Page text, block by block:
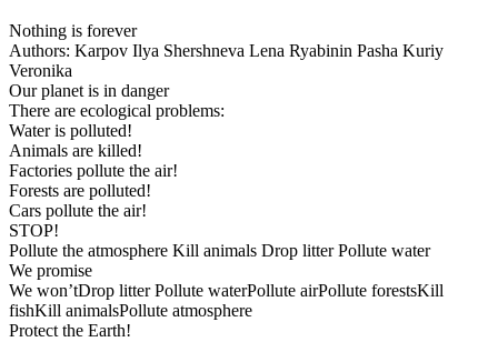
Nothing is forever
Authors: Karpov Ilya Shershneva Lena Ryabinin Pasha Kuriy
Veronika
Our planet is in danger
There are ecological problems:
Water is polluted!
Animals are killed!
Factories pollute the air!
Forests are polluted!
Cars pollute the air!
STOP!
Pollute the atmosphere Kill animals Drop litter Pollute water
We promise
We won’tDrop litter Pollute waterPollute airPollute forestsKill
fishKill animalsPollute atmosphere
Protect the Earth!